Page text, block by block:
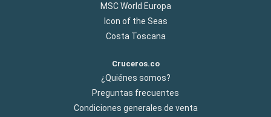
MSC World Europa
Icon of the Seas
Costa Toscana
Cruceros.co
¿Quiénes somos?
Preguntas frecuentes
Condiciones generales de venta